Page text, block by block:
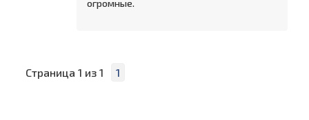
огромные.
Страница 1 из 1 1